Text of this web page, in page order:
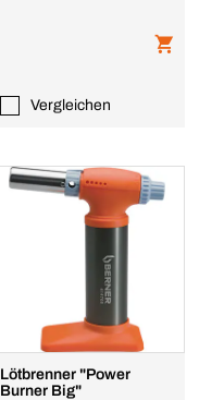
Vergleichen
Lötbrenner "Power
Burner Big"